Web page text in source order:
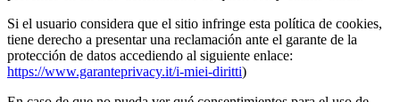
Si el usuario considera que el sitio infringe esta política de cookies,
tiene derecho a presentar una reclamación ante el garante de la
protección de datos accediendo al siguiente enlace:
https://www.garanteprivacy.it/i-miei-diritti)